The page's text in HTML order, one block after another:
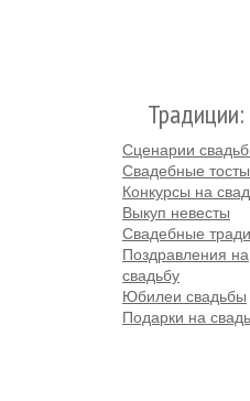
Традиции:
Сценарии
Свадебные тосты
Конкурсы на
Выкуп невесты
Свадебные
Поздравления на
свадьбу
Юбилеи свадьбы
Подарки на